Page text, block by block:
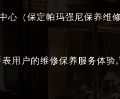
心（保定帕玛强尼保养维
表用户的维修保养服务体